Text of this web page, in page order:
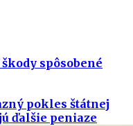
spôsobené
pokles štátnej
ďalšie peniaze